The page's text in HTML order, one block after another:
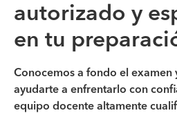
autorizado y
en tu
Conocemos a fondo el examen
ayudarte a enfrentarlo con
equipo docente altamente